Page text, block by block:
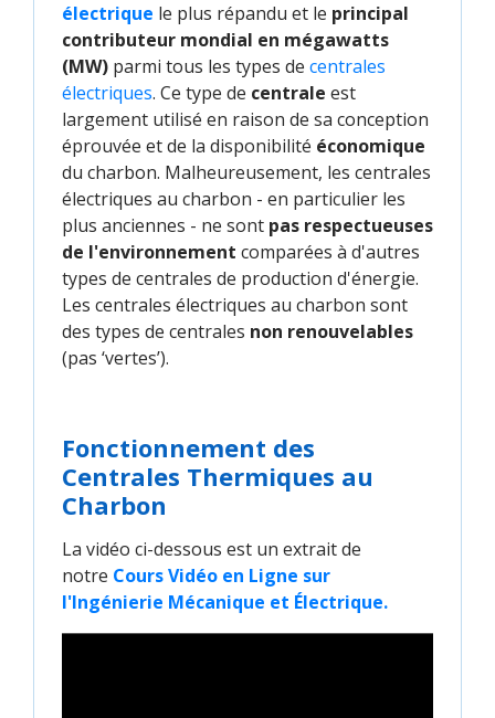
électrique le plus répandu et le principal
contributeur mondial en mégawatts
(MW) parmi tous les types de centrales
électriques. Ce type de centrale est
largement utilisé en raison de sa conception
éprouvée et de la disponibilité économique
du charbon. Malheureusement, les centrales
électriques au charbon - en particulier les
plus anciennes - ne sont pas respectueuses
de l'environnement comparées à d'autres
types de centrales de production d'énergie.
Les centrales électriques au charbon sont
des types de centrales non renouvelables
(pas ‘vertes’).
Fonctionnement des
Centrales Thermiques au
Charbon
La vidéo ci-dessous est un extrait de
notre Cours Vidéo en Ligne sur
l'Ingénierie Mécanique et Électrique.